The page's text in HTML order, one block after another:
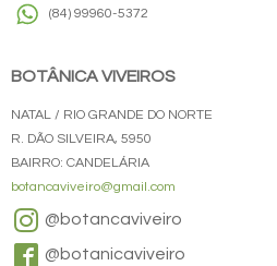
(84) 99960-5372
BOTÂNICA VIVEIROS
NATAL / RIO GRANDE DO NORTE
R. DÃO SILVEIRA, 5950
BAIRRO: CANDELÁRIA
botancaviveiro@gmail.com
@botancaviveiro
@botanicaviveiro